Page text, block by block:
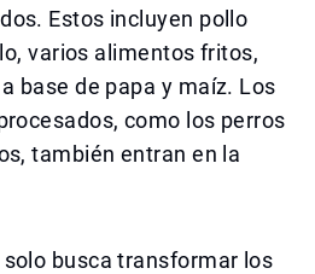
Estos incluyen pollo
varios alimentos fritos,
base de papa y maíz. Los
como los perros
también entran en la
busca transformar los